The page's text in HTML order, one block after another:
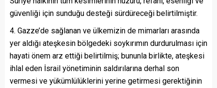
güvenliği için sunduğu desteği sürdüreceği belirtilmiştir.
4. Gazze’de sağlanan ve ülkemizin de mimarları arasında
yer aldığı ateşkesin bölgedeki soykırımın durdurulması için
hayati önem arz ettiği belirtilmiş; bununla birlikte, ateşkesi
ihlal eden İsrail yönetiminin saldırılarına derhal son
vermesi ve yükümlülüklerini yerine getirmesi gerektiğinin